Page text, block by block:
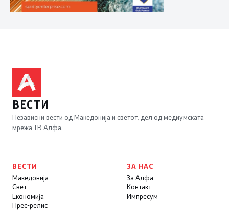
ВЕСТИ
Независни вести од Македонија и светот, дел од медиумската
мрежа ТВ Алфа.
ВЕСТИ
Македонија
Свет
Економија
Прес-релис
ЗА НАС
За Алфа
Контакт
Импресум